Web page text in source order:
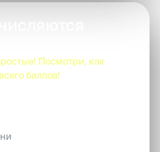
Посмотри, как
баллов!